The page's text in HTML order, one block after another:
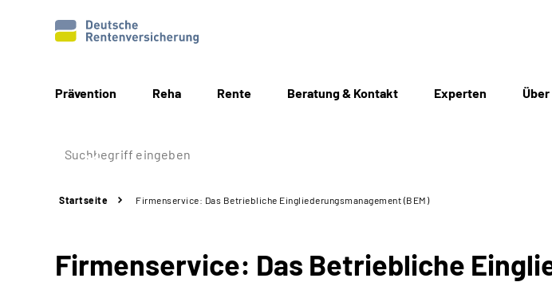
Prävention Reha Rente Beratung & Kontakt Experten
Startseite Firmenservice: Das Betriebliche Eingliederungsmanagement (BEM)
Firmenservice: Das Betriebliche